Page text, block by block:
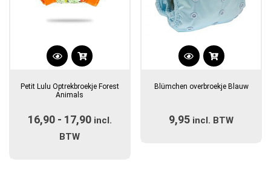
Dit
heeft
variaties.
Deze
Petit Lulu Optrekbroekje Forest
Animals
16,90 - 17,90Prijsklasse:
incl.
BTW
Dit
heeft
variaties.
Blümchen overbroekje Blauw
9,95 incl. BTW